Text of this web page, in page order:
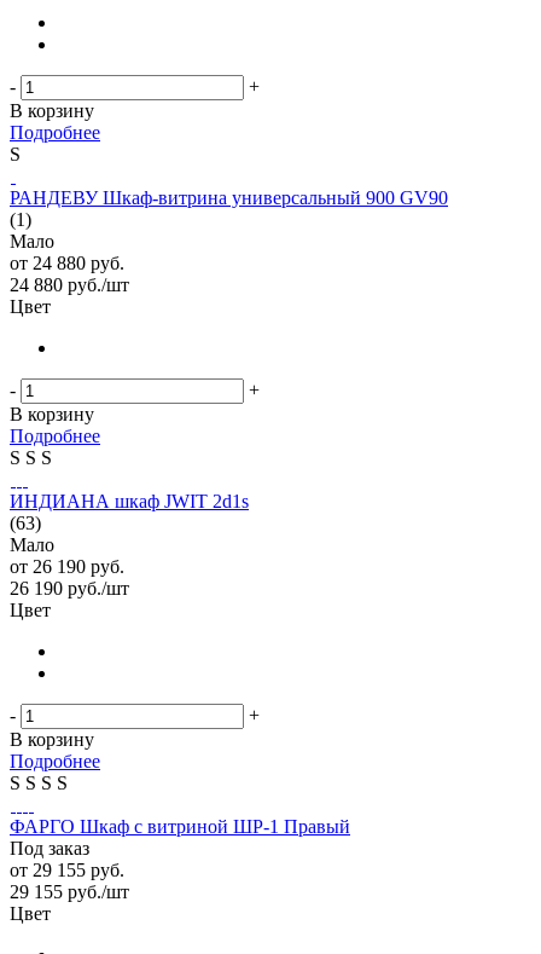
-
+
В корзину
Подробнее
S
РАНДЕВУ Шкаф-витрина универсальный 900 GV90
(1)
Мало
от 24 880 руб.
24 880 руб./шт
Цвет
-
+
В корзину
Подробнее
S S S
ИНДИАНА шкаф JWIT 2d1s
(63)
Мало
от 26 190 руб.
26 190 руб./шт
Цвет
-
+
В корзину
Подробнее
S S S S
ФАРГО Шкаф с витриной ШР-1 Правый
Под заказ
от 29 155 руб.
29 155 руб./шт
Цвет